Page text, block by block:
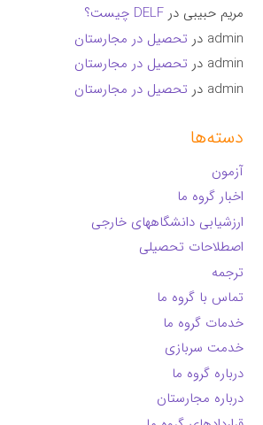
مریم حبیبی درDELF چیست؟
admin در تحصیل در مجارستان
admin در تحصیل در مجارستان
admin در تحصیل در مجارستان
دسته‌ها
آزمون
اخبار گروه ما
ارزشیابی دانشگاههای خارجی
اصطلاحات تحصیلی
ترجمه
تماس با گروه ما
خدمات گروه ما
خدمت سربازی
درباره گروه ما
درباره مجارستان